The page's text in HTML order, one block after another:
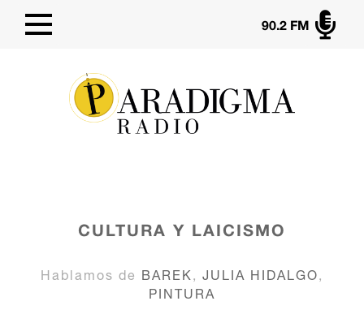

90.2 FM
CULTURA Y LAICISMO
Hablamos de BAREK , JULIA HIDALGO,
PINTURA